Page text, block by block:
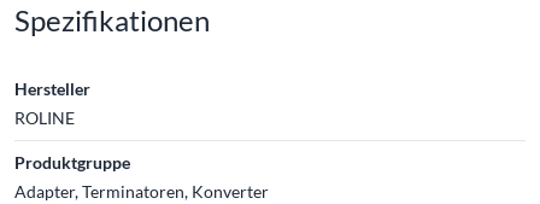
Spezifikationen
Hersteller
ROLINE
Produktgruppe
Adapter, Terminatoren, Konverter